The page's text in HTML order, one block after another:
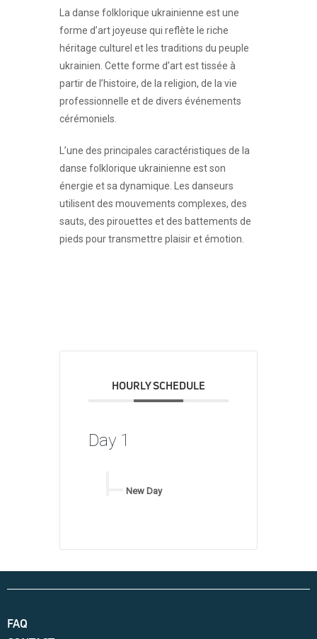
La danse folklorique ukrainienne est une
forme d’art joyeuse qui reflète le riche
héritage culturel et les traditions du peuple
ukrainien. Cette forme d’art est tissée à
partir de l’histoire, de la religion, de la vie
professionnelle et de divers événements
cérémoniels.
L’une des principales caractéristiques de la
danse folklorique ukrainienne est son
énergie et sa dynamique. Les danseurs
utilisent des mouvements complexes, des
sauts, des pirouettes et des battements de
pieds pour transmettre plaisir et émotion.
HOURLY SCHEDULE
Day 1
New Day
FAQ